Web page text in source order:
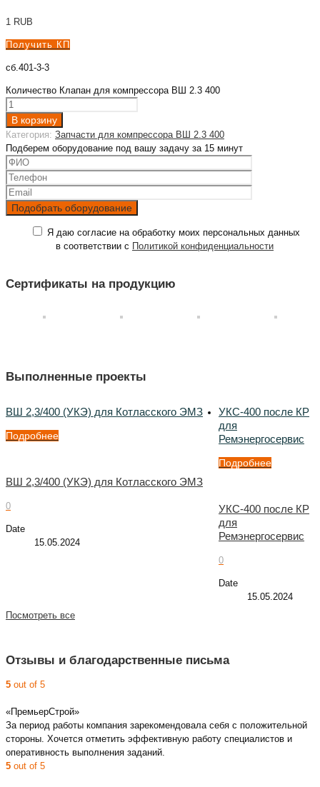
1 RUB
Получить КП
сб.401-3-3
Количество Клапан для компрессора ВШ 2.3 400
В корзину
Категория: Запчасти для компрессора ВШ 2.3 400
Подберем оборудование под вашу задачу за 15 минут
Я даю согласие на обработку моих персональных данных
в соответствии с Политикой конфиденциальности
Сертификаты на продукцию
Выполненные проекты
ВШ 2,3/400 (УКЭ) для Котласского ЭМЗ
Подробнее
ВШ 2,3/400 (УКЭ) для Котласского ЭМЗ
0
Date
15.05.2024
УКС-400 после КР
для
Ремэнергосервис
Подробнее
УКС-400 после КР
для
Ремэнергосервис
0
Date
15.05.2024
Посмотреть все
Отзывы и благодарственные письма
5 out of 5
«ПремьерСтрой»
За период работы компания зарекомендовала себя с положительной
стороны. Хочется отметить эффективную работу специалистов и
оперативность выполнения заданий.
5 out of 5